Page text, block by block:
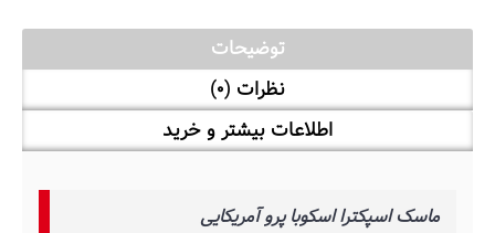
توضیحات
نظرات (0)
اطلاعات بیشتر و خرید
ماسک اسپکترا اسکوبا پرو آمریکایی